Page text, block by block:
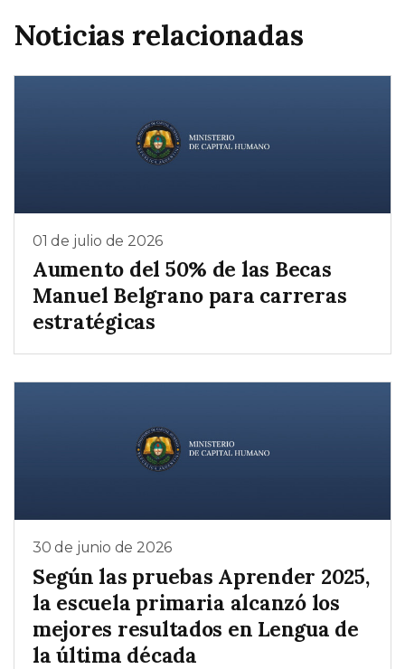
Noticias relacionadas
01 de julio de 2026
Aumento del 50% de las Becas
Manuel Belgrano para carreras
estratégicas
30 de junio de 2026
Según las pruebas Aprender 2025,
la escuela primaria alcanzó los
mejores resultados en Lengua de
la última década